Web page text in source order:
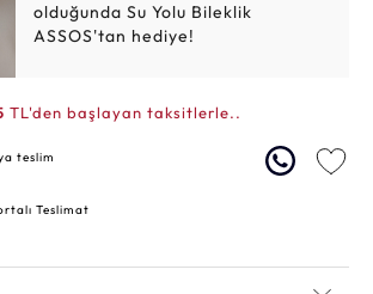
olduğunda Su Yolu Bileklik
ASSOS'tan hediye!
TL'den başlayan taksitlerle..
teslim
Teslimat